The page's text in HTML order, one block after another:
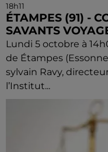
18h11
ÉTAMPES (91) -
SAVANTS
Lundi 5 octobre à
de Étampes
sylvain Ravy,
l’Institut...